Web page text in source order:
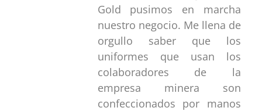
Gold pusimos en marcha
nuestro negocio. Me llena de
orgullo saber que los
uniformes que usan los
colaboradores de la
empresa minera son
confeccionados por manos